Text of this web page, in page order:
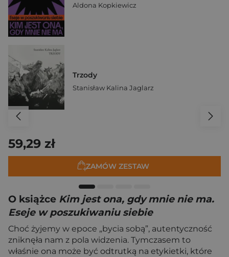
Aldona Kopkiewicz
Trzody
Stanisław Kalina Jaglarz
59,29 zł
ZAMÓW ZESTAW
O książce Kim jest ona, gdy mnie nie ma.
Eseje w poszukiwaniu siebie
Choć żyjemy w epoce „bycia sobą”, autentyczność
zniknęła nam z pola widzenia. Tymczasem to
właśnie ona może być odtrutką na etykietki, które